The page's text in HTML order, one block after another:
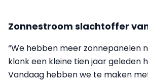
Zonnestroom slachtoffer
“We hebben meer zonnepanelen
klonk een kleine tien jaar geleden
Vandaag hebben we te maken